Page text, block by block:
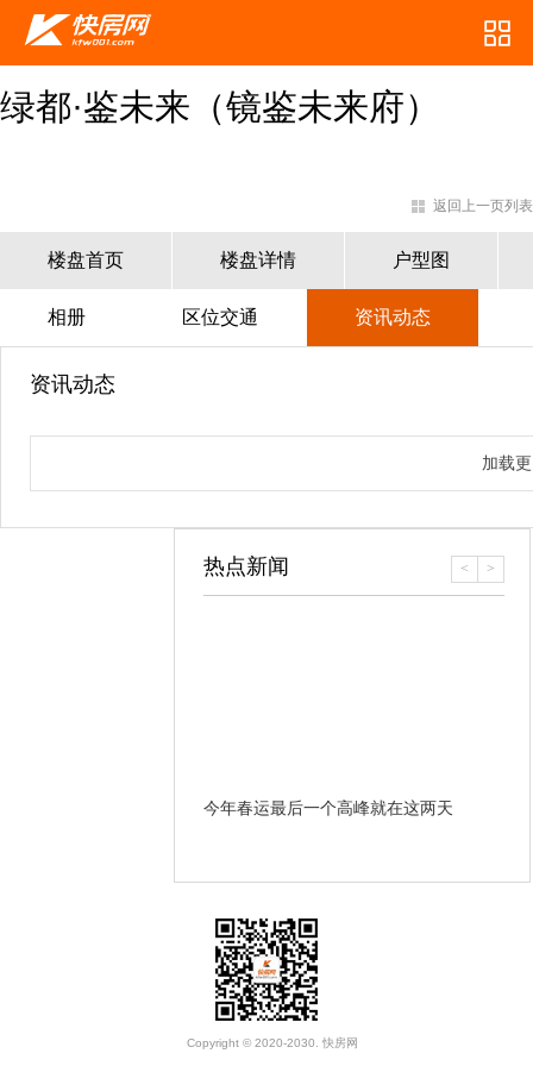
绿都·鉴未来（镜鉴未来府）
返回上一页列表
楼盘首页 楼盘详情 户型图
相册 区位交通 资讯动态
资讯动态
加载
热点新闻
今年春运最后一个高峰就在这两天
< >
Copyright © 2020-2030. 快房网